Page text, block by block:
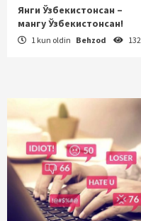
Янги Ўзбекистонсан –
мангу Ўзбекистонсан!
1 kun oldin Behzod 132